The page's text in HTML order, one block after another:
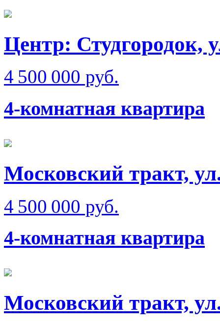
Центр: Студгородок,
4 500 000 руб.
4-комнатная квартира
Московский тракт,
4 500 000 руб.
4-комнатная квартира
Московский тракт,